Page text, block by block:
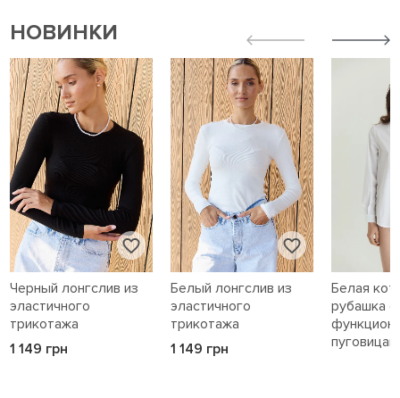
НОВИНКИ
Черный лонгслив из
эластичного
трикотажа
1 149 грн
Белый лонгслив из
эластичного
трикотажа
1 149 грн
Белая
рубашка с